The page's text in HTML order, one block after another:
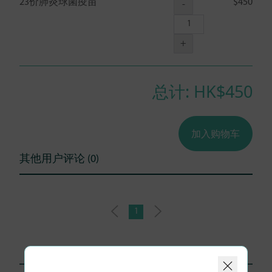
23价肺炎球菌疫苗 -
+
$450
总计: HK$450
加入购物车
其他用户评论 (0)
1